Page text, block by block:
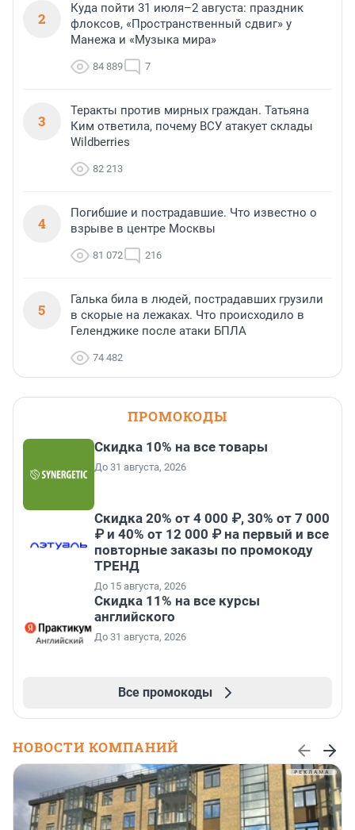
2
Куда пойти 31 июля–2 августа: праздник
флоксов, «Пространственный сдвиг» у
Манежа и «Музыка мира»
84 889 7
3
Теракты против мирных граждан. Татьяна
Ким ответила, почему ВСУ атакует склады
Wildberries
82 213
4
Погибшие и пострадавшие. Что известно о
взрыве в центре Москвы
81 072 216
5
Галька била в людей, пострадавших грузили
в скорые на лежаках. Что происходило в
Геленджике после атаки БПЛА
74 482
ПРОМОКОДЫ
Скидка 10% на все товары
До 31 августа, 2026
Скидка 20% от 4 000 ₽, 30% от 7 000
₽ и 40% от 12 000 ₽ на первый и все
повторные заказы по промокоду
ТРЕНД
До 15 августа, 2026
Скидка 11% на все курсы
английского
До 31 августа, 2026
Все промокоды
НОВОСТИ КОМПАНИЙ